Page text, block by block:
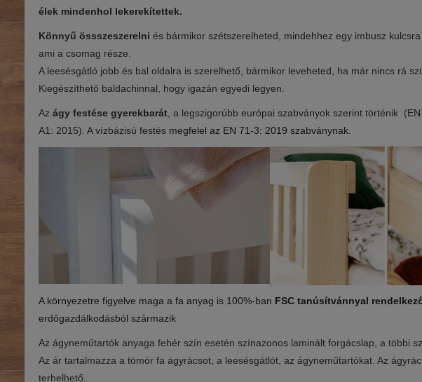
élek mindenhol lekerekítettek.
Könnyű össszeszerelniés bármikor szétszerelheted, mindehhez egy imbusz kulcsra
ami a csomag része.
A leesésgátló jobb és bal oldalra is szerelhető, bármikor leveheted, ha már nincs rá
Kiegészíthető baldachinnal, hogy igazán egyedi legyen.
Azágy festése gyerekbarát , a legszigorúbb európai szabványok szerint történik
A1: 2015). A vízbázisú festés megfelel az EN 71-3: 2019 szabványnak.
A környezetre figyelve maga a fa anyag is 100%-ban FSC tanúsítvánnyal
erdőgazdálkodásból származik
Az ágyneműtartók anyaga fehér szín esetén színazonos laminált forgácslap, a többi
Az ár tartalmazza a tömör fa ágyrácsot, a leesésgátlót, az ágyneműtartókat. Az
terhelhető.